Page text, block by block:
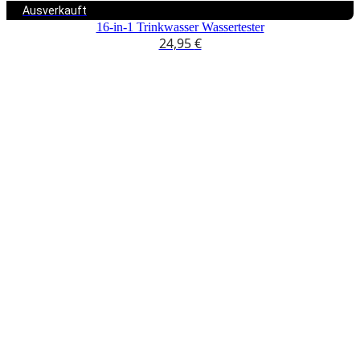
Ausverkauft
16-in-1 Trinkwasser Wassertester
24,95€